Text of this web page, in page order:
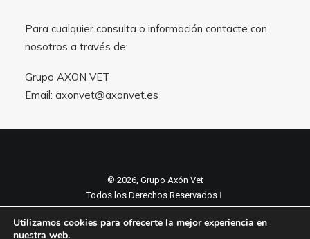
Para cualquier consulta o información contacte con
nosotros a través de:
Grupo AXON VET
Email: axonvet@axonvet.es
© 2026, Grupo Axón Vet
Todos los Derechos Reservados ǀ
Política de cookies
Utilizamos cookies para ofrecerte la mejor experiencia en
nuestra web.